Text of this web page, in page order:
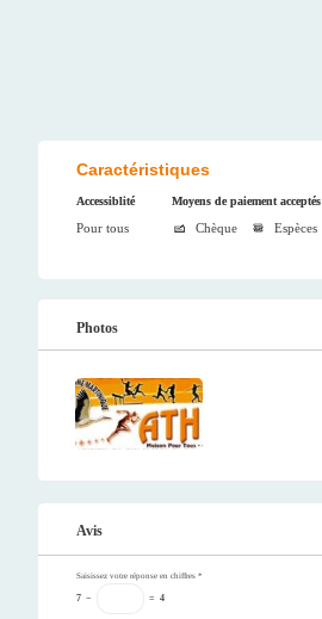
Caractéristiques
Accessiblité
Pour tous
Moyens de paiement acceptés
Chèque Espèces
Photos
Avis
Saisissez votre réponse en chiffres *
7 − = 4